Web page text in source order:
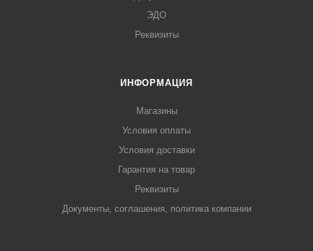
ЭДО
Реквизиты
ИНФОРМАЦИЯ
Магазины
Условия оплаты
Условия доставки
Гарантия на товар
Реквизиты
Документы, соглашения, политика компании